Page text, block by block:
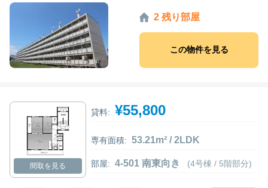
2 残り部屋
この物件を見る
間取を見る
貸料: ¥55,800
専有面積: 53.21m² / 2LDK
部屋: 4-501 南東向き (4号棟 / 5階部分)